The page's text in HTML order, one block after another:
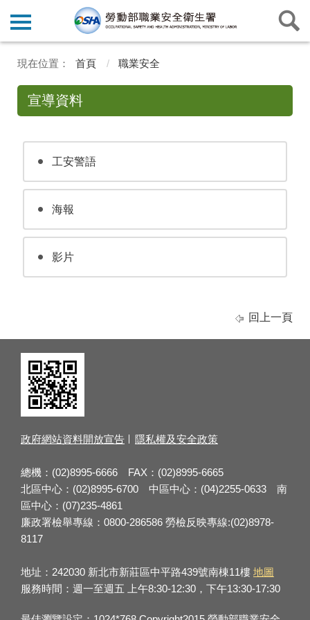
首頁 職業安全
宣導資料
工安警語
海報
影片
回上一頁
政府網站資料開放宣告 隱私權及安全政策
總機：(02)8995-6666 FAX：(02)8995-6665
北區中心：(02)8995-6700 中區中心：(04)2255-0633 南
區中心：(07)235-4861
廉政署檢舉專線：0800-286586 勞檢反映專線:(02)8978-
8117
地址：242030 新北市新莊區中平路439號南棟11樓 地圖
服務時間：週一至週五 上午8:30-12:30，下午13:30-17:30